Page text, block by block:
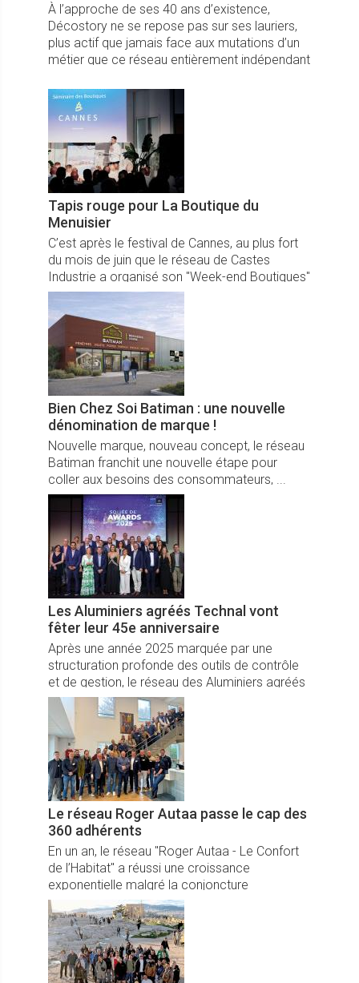
À l’approche de ses 40 ans d’existence,
Décostory ne se repose pas sur ses lauriers,
plus actif que jamais face aux mutations d’un
métier que ce réseau entièrement indépendant
Tapis rouge pour La Boutique du
Menuisier
C’est après le festival de Cannes, au plus fort
du mois de juin que le réseau de Castes
Industrie a organisé son "Week-end Boutiques"
sur la Croisette.
Bien Chez Soi Batiman : une nouvelle
dénomination de marque !
Nouvelle marque, nouveau concept, le réseau
Batiman franchit une nouvelle étape pour
coller aux besoins des consommateurs, ...
Les Aluminiers agréés Technal vont
fêter leur 45e anniversaire
Après une année 2025 marquée par une
structuration profonde des outils de contrôle
et de gestion, le réseau des Aluminiers agréés
Technal s’oriente en 2026 vers un
accompagnement plus individualisé des
adhérents.
Le réseau Roger Autaa passe le cap des
360 adhérents
En un an, le réseau "Roger Autaa - Le Confort
de l’Habitat" a réussi une croissance
exponentielle malgré la conjoncture
économique qui pèse sur l’univers de
l’immobilier.